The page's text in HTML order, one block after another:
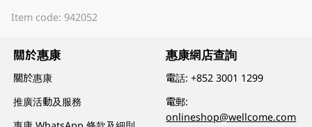
Item code: 942052
關於惠康
關於惠康
推廣活動及服務
惠康網店查詢
電話:+852 3001 1299
電郵:
onlineshop@wellcome.com